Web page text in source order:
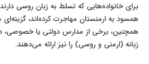
برای خانواده‌هایی که تسلط به زبان روسی
همسود به ارمنستان مهاجرت کرده‌اند،
همچنین، برخی از مدارس دولتی یا خصوصی،
زبانه (ارمنی و روسی) را نیز ارائه می‌دهند.